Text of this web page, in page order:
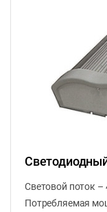
Световой поток –
Потребляемая